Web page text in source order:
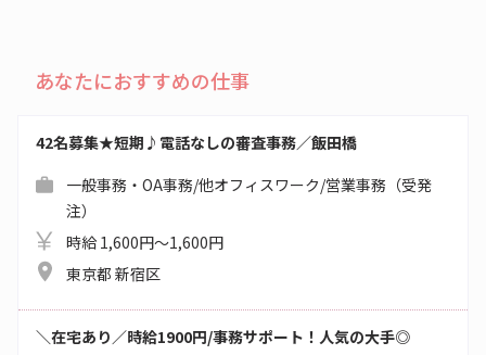
あなたにおすすめの仕事
42名募集★短期♪電話なしの審査事務／飯田橋
一般事務・OA事務/他オフィスワーク/営業事務（受発
注）
時給 1,600円～1,600円
東京都 新宿区
＼在宅あり／時給1900円/事務サポート！人気の大手◎